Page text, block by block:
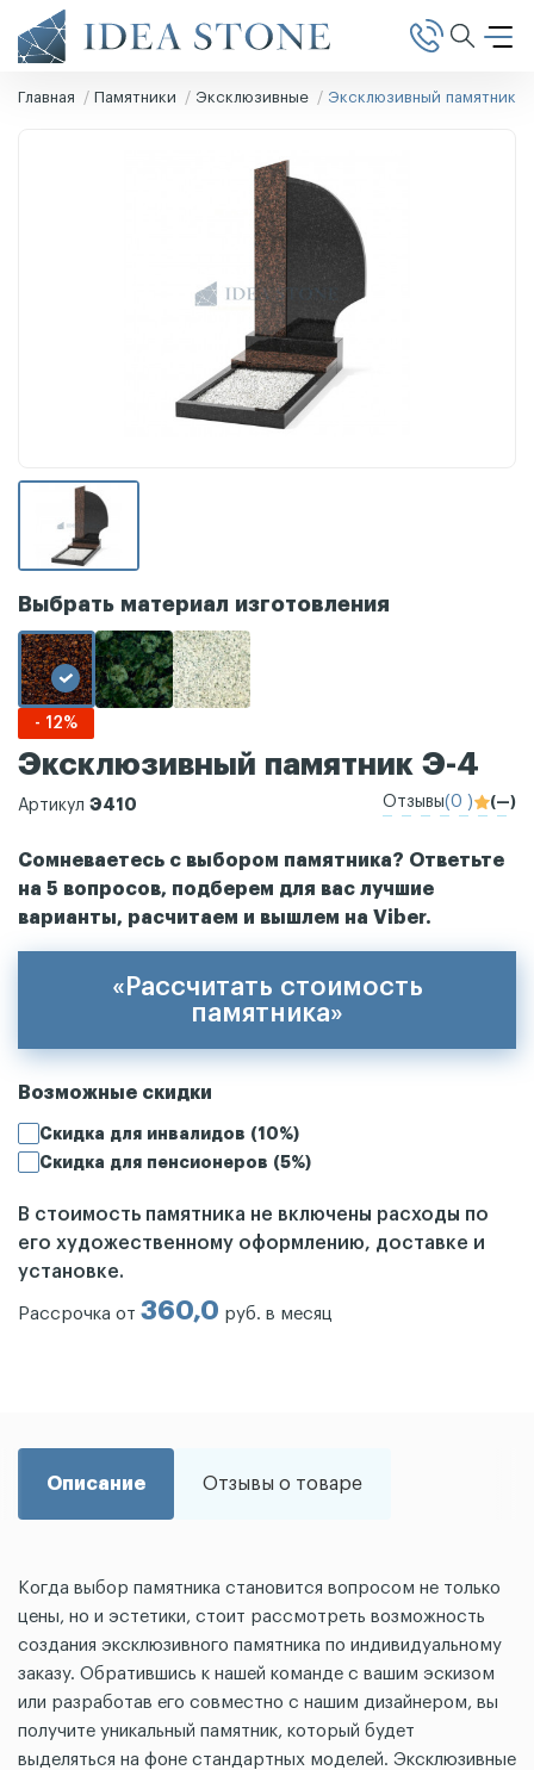
Главная Памятники Эксклюзивные Эксклюзивный памятник
Выбрать материал изготовления
- 12%
Эксклюзивный памятник Э-4
Артикул Э410 Отзывы(0 ) (—)
Сомневаетесь с выбором памятника? Ответьте
на 5 вопросов, подберем для вас лучшие
варианты, расчитаем и вышлем на Viber.
«Рассчитать стоимость
памятника»
Возможные скидки
Скидка для инвалидов (10%)
Скидка для пенсионеров (5%)
В стоимость памятника не включены расходы по
его художественному оформлению, доставке и
установке.
Рассрочка от 360,0 руб. в месяц
Описание Отзывы о товаре
Когда выбор памятника становится вопросом не только
цены, но и эстетики, стоит рассмотреть возможность
создания эксклюзивного памятника по индивидуальному
заказу. Обратившись к нашей команде с вашим эскизом
или разработав его совместно с нашим дизайнером, вы
получите уникальный памятник, который будет
выделяться на фоне стандартных моделей. Эксклюзивные